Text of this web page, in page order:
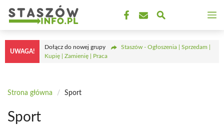
treści
UWAGA!
Dołącz do nowej grupy
Staszów - Ogłoszenia | Sprzedam |
Kupię | Zamienię | Praca
Strona główna / Sport
Sport